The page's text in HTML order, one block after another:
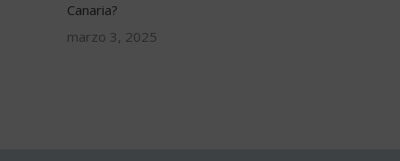
Canaria?
marzo 3, 2025